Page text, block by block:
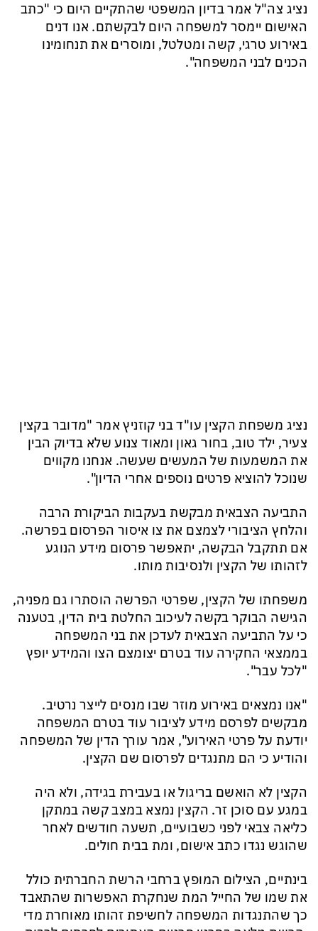
נציג צה"ל אמר בדיון המשפטי שהתקיים היום כי "כתב
האישום יימסר למשפחה היום לבקשתם. אנו דנים
באירוע טרגי, קשה ומטלטל, ומוסרים את תנחומינו
הכנים לבני המשפחה".
נציג משפחת הקצין עו"ד בני קוזניץ אמר "מדובר בקצין
צעיר, ילד טוב, בחור גאון ומאוד צנוע שלא בדיוק הבין
את המשמעות של המעשים שעשה. אנחנו מקווים
שנוכל להוציא פרטים נוספים אחרי הדיון".
התביעה הצבאית מבקשת בעקבות הביקורת הרבה
והלחץ הציבורי לצמצם את צו איסור הפרסום בפרשה.
אם תתקבל הבקשה, יתאפשר פרסום מידע הנוגע
לזהותו של הקצין ולנסיבות מותו.
משפחתו של הקצין, שפרטי הפרשה הוסתרו גם מפניה,
הגישה הבוקר בקשה לעיכוב החלטת בית הדין, בטענה
כי על התביעה הצבאית לעדכן את בני המשפחה
בממצאי החקירה עוד בטרם יצומצם הצו והמידע יופץ
"לכל עבר".
"אנו נמצאים באירוע מוזר שבו מנסים לייצר נרטיב.
מבקשים לפרסם מידע לציבור עוד בטרם המשפחה
יודעת על פרטי האירוע", אמר עורך הדין של המשפחה
והודיע כי הם מתנגדים לפרסום שם הקצין.
הקצין לא הואשם בריגול או בעבירת בגידה, ולא היה
במגע עם סוכן זר. הקצין נמצא במצב קשה במתקן
כליאה צבאי לפני כשבועיים, תשעה חודשים לאחר
שהוגש נגדו כתב אישום, ומת בבית חולים.
בינתיים, הצילום המופץ ברחבי הרשת החברתית כולל
את שמו של החייל המת שנחקרת האפשרות שהתאבד
כך שהתנגדות המשפחה לחשיפת זהותו מאוחרת מדי